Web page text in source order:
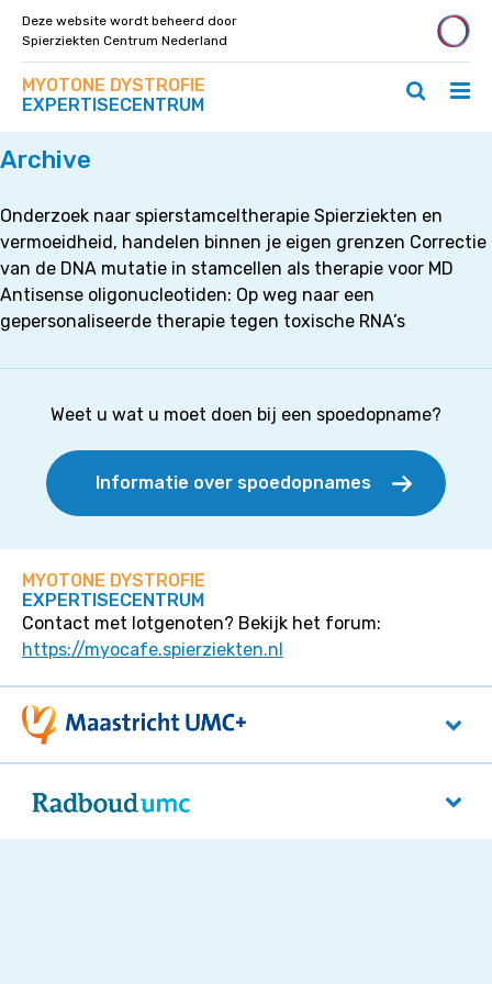
Deze website wordt beheerd door
Spierziekten Centrum Nederland
Navigeer
direct
naar
content
op
deze
site
MYOTONE DYSTROFIE
EXPERTISECENTRUM
/
Zoeken
/
Home > Onderzoek naar (revalidatie)behandelingen
Archive
Onderzoek naar spierstamceltherapie Spierziekten en
vermoeidheid, handelen binnen je eigen grenzen Correctie
van de DNA mutatie in stamcellen als therapie voor MD
Antisense oligonucleotiden: Op weg naar een
gepersonaliseerde therapie tegen toxische RNA’s
Weet u wat u moet doen bij een spoedopname?
Informatie over spoedopnames
MYOTONE DYSTROFIE
EXPERTISECENTRUM
Contact met lotgenoten? Bekijk het forum:
https://myocafe.spierziekten.nl
Maastricht UMC+